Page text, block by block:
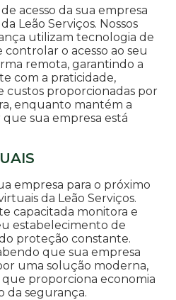
acesso da sua empresa
Leão Serviços. Nossos
utilizam tecnologia de
o acesso ao seu
remota, garantindo a
com a praticidade,
custos proporcionadas por
enquanto mantém a
sua empresa está
empresa para o próximo
da Leão Serviços.
capacitada monitora e
estabelecimento de
proteção constante.
que sua empresa
uma solução moderna,
proporciona economia
da segurança.